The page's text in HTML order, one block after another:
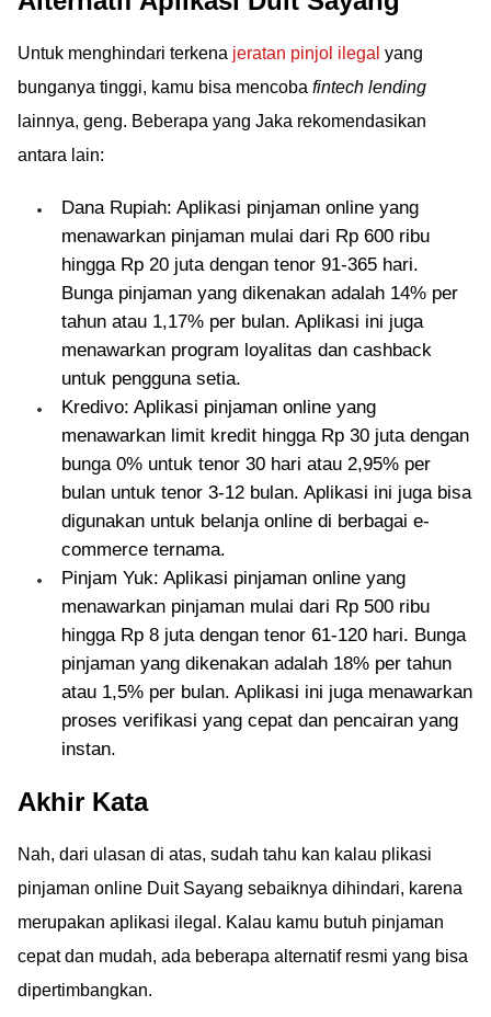
Untuk menghindari terkena jeratan pinjol ilegal yang
bunganya tinggi, kamu bisa mencoba fintech lending
lainnya, geng. Beberapa yang Jaka rekomendasikan
antara lain:
Dana Rupiah: Aplikasi pinjaman online yang
menawarkan pinjaman mulai dari Rp 600 ribu
hingga Rp 20 juta dengan tenor 91-365 hari.
Bunga pinjaman yang dikenakan adalah 14% per
tahun atau 1,17% per bulan. Aplikasi ini juga
menawarkan program loyalitas dan cashback
untuk pengguna setia.
Kredivo: Aplikasi pinjaman online yang
menawarkan limit kredit hingga Rp 30 juta dengan
bunga 0% untuk tenor 30 hari atau 2,95% per
bulan untuk tenor 3-12 bulan. Aplikasi ini juga bisa
digunakan untuk belanja online di berbagai e-
commerce ternama.
Pinjam Yuk: Aplikasi pinjaman online yang
menawarkan pinjaman mulai dari Rp 500 ribu
hingga Rp 8 juta dengan tenor 61-120 hari. Bunga
pinjaman yang dikenakan adalah 18% per tahun
atau 1,5% per bulan. Aplikasi ini juga menawarkan
proses verifikasi yang cepat dan pencairan yang
instan.
Akhir Kata
Nah, dari ulasan di atas, sudah tahu kan kalau plikasi
pinjaman online Duit Sayang sebaiknya dihindari, karena
merupakan aplikasi ilegal. Kalau kamu butuh pinjaman
cepat dan mudah, ada beberapa alternatif resmi yang bisa
dipertimbangkan.